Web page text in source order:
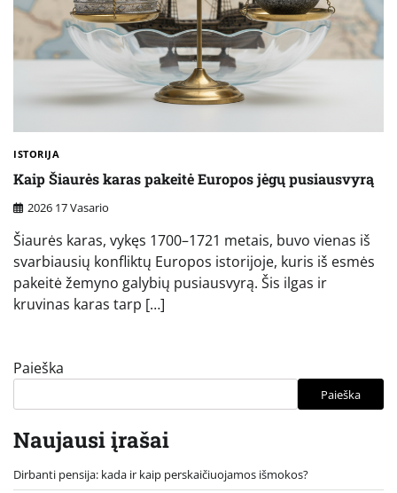
ISTORIJA
Kaip Šiaurės karas pakeitė Europos jėgų pusiausvyrą
2026 17 Vasario
Šiaurės karas, vykęs 1700–1721 metais, buvo vienas iš
svarbiausių konfliktų Europos istorijoje, kuris iš esmės
pakeitė žemyno galybių pusiausvyrą. Šis ilgas ir
kruvinas karas tarp […]
Paieška
Paieška
Naujausi įrašai
Dirbanti pensija: kada ir kaip perskaičiuojamos išmokos?